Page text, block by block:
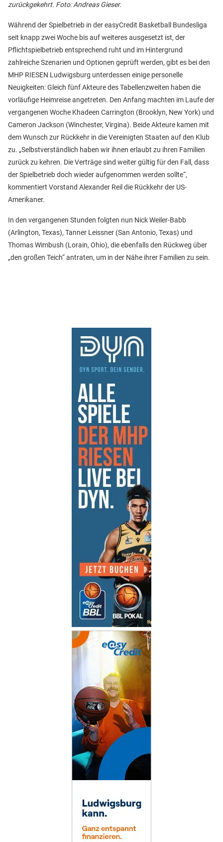
zurückgekehrt. Foto: Andreas Gieser.
Während der Spielbetrieb in der easyCredit Basketball Bundesliga
seit knapp zwei Woche bis auf weiteres ausgesetzt ist, der
Pflichtspielbetrieb entsprechend ruht und im Hintergrund
zahlreiche Szenarien und Optionen geprüft werden, gibt es bei den
MHP RIESEN Ludwigsburg unterdessen einige personelle
Neuigkeiten: Gleich fünf Akteure des Tabellenzweiten haben die
vorläufige Heimreise angetreten. Den Anfang machten im Laufe der
vergangenen Woche Khadeen Carrington (Brooklyn, New York) und
Cameron Jackson (Winchester, Virgina). Beide Akteure kamen mit
dem Wunsch zur Rückkehr in die Vereinigten Staaten auf den Klub
zu. „Selbstverständlich haben wir ihnen erlaubt zu ihren Familien
zurück zu kehren. Die Verträge sind weiter gültig für den Fall, dass
der Spielbetrieb doch wieder aufgenommen werden sollte“,
kommentiert Vorstand Alexander Reil die Rückkehr der US-
Amerikaner.
In den vergangenen Stunden folgten nun Nick Weiler-Babb
(Arlington, Texas), Tanner Leissner (San Antonio, Texas) und
Thomas Wimbush (Lorain, Ohio), die ebenfalls den Rückweg über
„den großen Teich“ antraten, um in der Nähe ihrer Familien zu sein.